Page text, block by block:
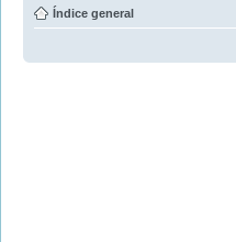
Índice general